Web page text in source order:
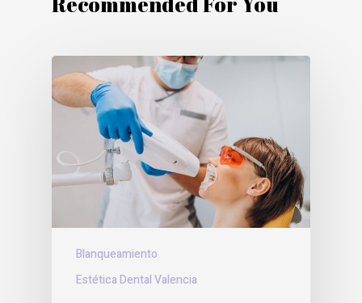
Blanqueamiento
Estética Dental Valencia